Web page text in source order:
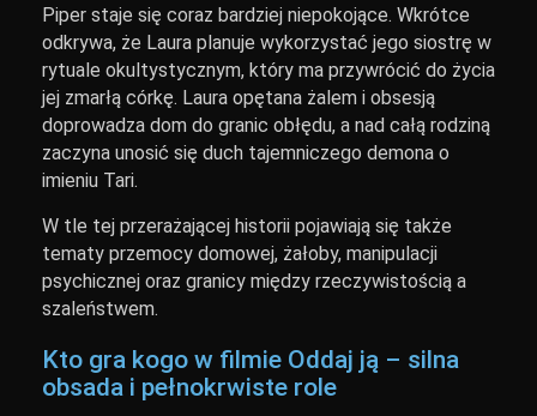
Piper staje się coraz bardziej niepokojące. Wkrótce
odkrywa, że Laura planuje wykorzystać jego siostrę w
rytuale okultystycznym, który ma przywrócić do życia
jej zmarłą córkę. Laura opętana żalem i obsesją
doprowadza dom do granic obłędu, a nad całą rodziną
zaczyna unosić się duch tajemniczego demona o
imieniu Tari.
W tle tej przerażającej historii pojawiają się także
tematy przemocy domowej, żałoby, manipulacji
psychicznej oraz granicy między rzeczywistością a
szaleństwem.
Kto gra kogo w filmie Oddaj ją – silna
obsada i pełnokrwiste role